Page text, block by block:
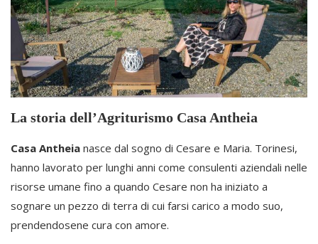
La storia dell’Agriturismo Casa Antheia
Casa Antheia nasce dal sogno di Cesare e Maria. Torinesi,
hanno lavorato per lunghi anni come consulenti aziendali nelle
risorse umane fino a quando Cesare non ha iniziato a
sognare un pezzo di terra di cui farsi carico a modo suo,
prendendosene cura con amore.